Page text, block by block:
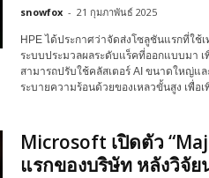
snowfox - 21 กุมภาพันธ์ 2025
HPE ได้ประกาศว่าจัดส่งโซลูชันแรกที่ใช้
ระบบประมวลผลระดับแร็คที่ออกแบบมา
สามารถปรับใช้คลัสเตอร์ AI ขนาดใหญ่แ
ระบายความร้อนด้วยของเหลวขั้นสูง เพื่อ
Microsoft เปิดตัว
แรกของบริษัท หลังวิจั